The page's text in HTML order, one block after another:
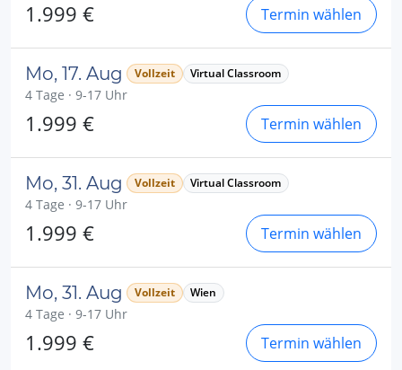
1.999 € Termin wählen
Mo, 17. Aug Vollzeit Virtual Classroom
4 Tage · 9-17 Uhr
1.999 € Termin wählen
Mo, 31. Aug Vollzeit Virtual Classroom
4 Tage · 9-17 Uhr
1.999 € Termin wählen
Mo, 31. Aug Vollzeit Wien
4 Tage · 9-17 Uhr
1.999 € Termin wählen